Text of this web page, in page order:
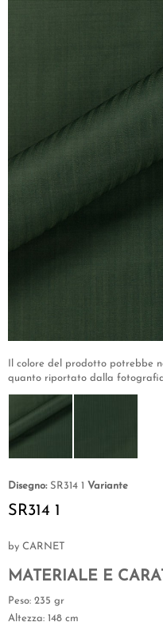
Il colore del prodotto potrebbe
quanto riportato dalla
Disegno: SR314 1 Variante
SR314 1
by CARNET
MATERIALE E
Peso: 235 gr
Altezza: 148 cm